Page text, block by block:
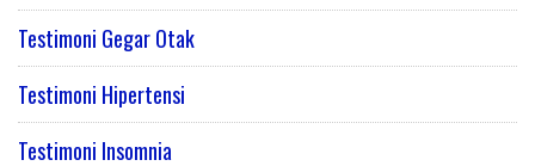
Testimoni Gegar Otak
Testimoni Hipertensi
Testimoni Insomnia